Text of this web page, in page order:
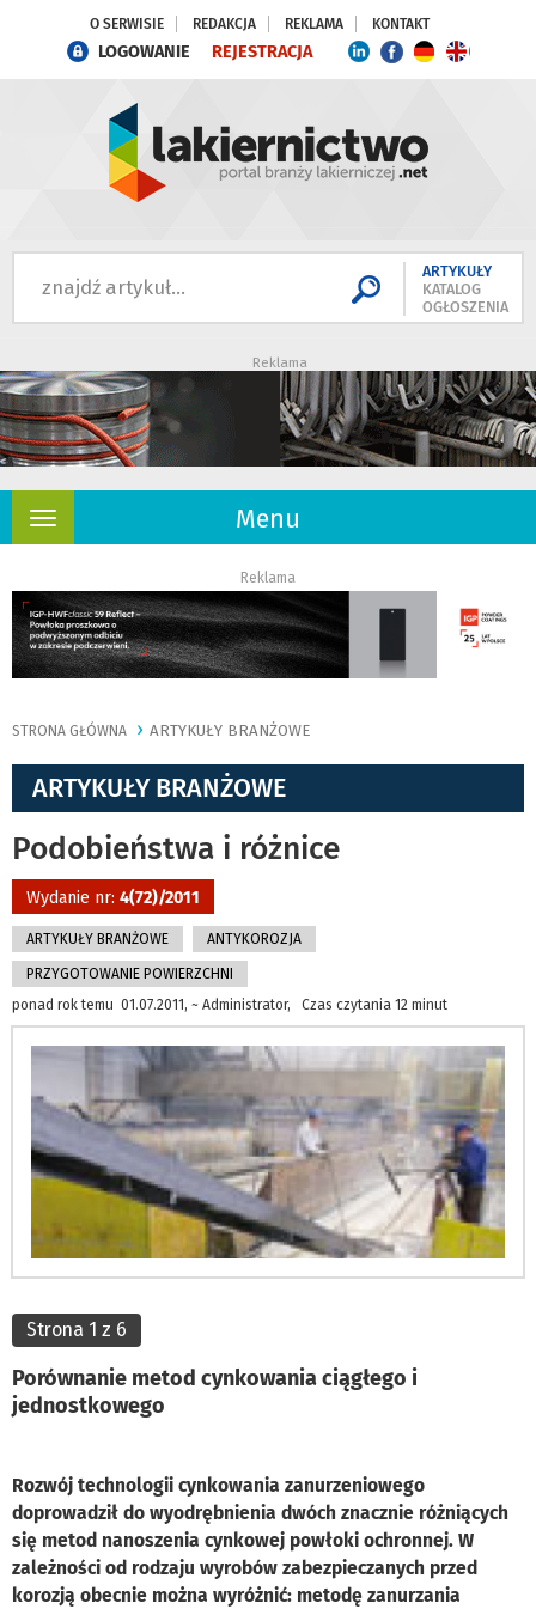
O SERWISIE REDAKCJA REKLAMA KONTAKT
LOGOWANIE REJESTRACJA
ARTYKUŁY
KATALOG
OGŁOSZENIA
Reklama
Menu
Rozwiń
Reklama
STRONA GŁÓWNA ARTYKUŁY BRANŻOWE
ARTYKUŁY BRANŻOWE
Podobieństwa i różnice
Wydanie nr: 4(72)/2011
ARTYKUŁY BRANŻOWE ANTYKOROZJA
PRZYGOTOWANIE POWIERZCHNI
ponad rok temu 01.07.2011, ~ Administrator, Czas czytania 12 minut
Strona 1 z 6
Porównanie metod cynkowania ciągłego i
jednostkowego
Rozwój technologii cynkowania zanurzeniowego
doprowadził do wyodrębnienia dwóch znacznie różniących
się metod nanoszenia cynkowej powłoki ochronnej. W
zależności od rodzaju wyrobów zabezpieczanych przed
korozją obecnie można wyróżnić: metodę zanurzania